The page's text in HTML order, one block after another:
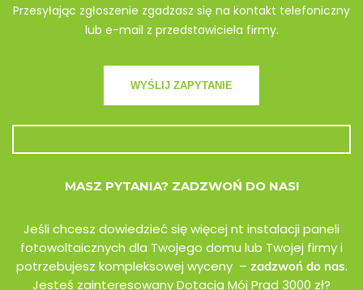
Przesyłając zgłoszenie zgadzasz się na kontakt telefoniczny
lub e-mail z przedstawiciela firmy.
MASZ PYTANIA? ZADZWOŃ DO NAS!
Jeśli chcesz dowiedzieć się więcej nt instalacji paneli
fotowoltaicznych dla Twojego domu lub Twojej firmy i
potrzebujesz kompleksowej wyceny – zadzwoń do nas.
Jesteś zainteresowany Dotacją Mój Prąd 3000 zł?